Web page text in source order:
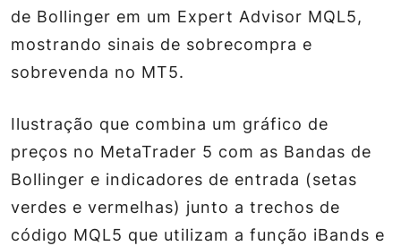
de Bollinger em um Expert Advisor MQL5,
mostrando sinais de sobrecompra e
sobrevenda no MT5.
Ilustração que combina um gráfico de
preços no MetaTrader 5 com as Bandas de
Bollinger e indicadores de entrada (setas
verdes e vermelhas) junto a trechos de
código MQL5 que utilizam a função iBands e